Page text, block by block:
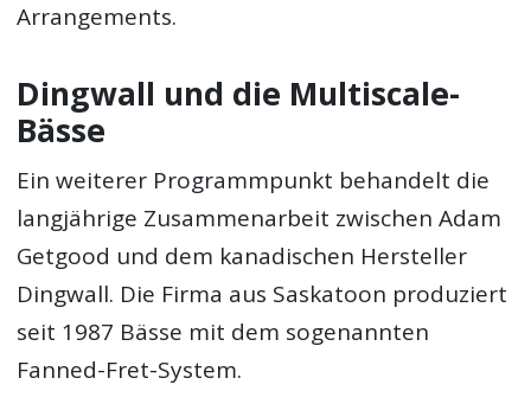
Arrangements.
Dingwall und die Multiscale-
Bässe
Ein weiterer Programmpunkt behandelt die
langjährige Zusammenarbeit zwischen Adam
Getgood und dem kanadischen Hersteller
Dingwall. Die Firma aus Saskatoon produziert
seit 1987 Bässe mit dem sogenannten
Fanned-Fret-System.